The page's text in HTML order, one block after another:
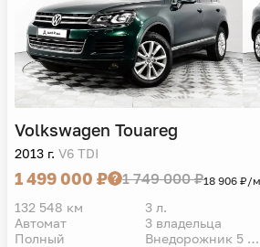
Volkswagen Touareg
2013 г. V6 TDI
1 499 000 ₽ 1 749 000 ₽18 906 ₽/
132 548 км 3 л.
Автомат
3 владельца
Полный
Внедорожник 5 дв.